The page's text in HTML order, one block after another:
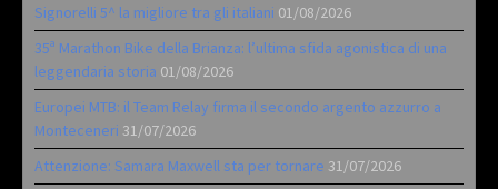
Signorelli 5^ la migliore tra gli italiani 01/08/2026
35ª Marathon Bike della Brianza: l’ultima sfida agonistica di una
leggendaria storia 01/08/2026
Europei MTB: il Team Relay firma il secondo argento azzurro a
Monteceneri 31/07/2026
Attenzione: Samara Maxwell sta per tornare 31/07/2026